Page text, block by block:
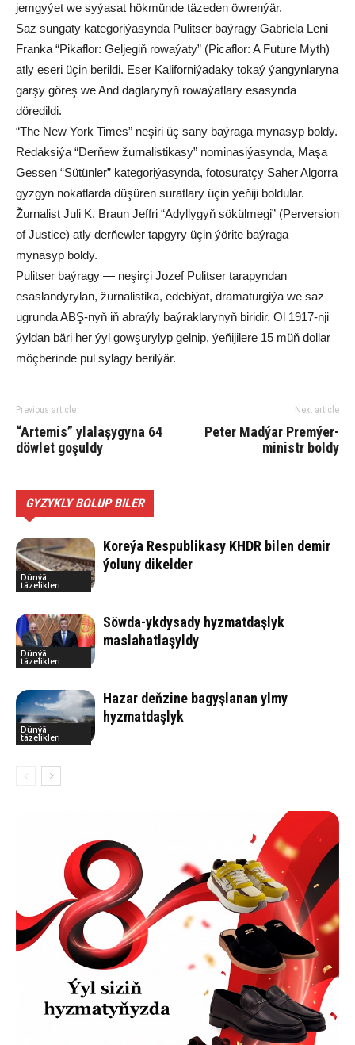
jemgyýet we syýasat hökmünde täzeden öwrenýär.
Saz sungaty kategoriýasynda Pulitser baýragy Gabriela Leni
Franka “Pikaflor: Geljegiň rowaýaty” (Picaflor: A Future Myth)
atly eseri üçin berildi. Eser Kaliforniýadaky tokaý ýangynlaryna
garşy göreş we And daglarynyň rowaýatlary esasynda
döredildi.
“The New York Times” neşiri üç sany baýraga mynasyp boldy.
Redaksiýa “Derňew žurnalistikasy” nominasiýasynda, Maşa
Gessen “Sütünler” kategoriýasynda, fotosuratçy Saher Algorra
gyzgyn nokatlarda düşüren suratlary üçin ýeňiji boldular.
Žurnalist Juli K. Braun Jeffri “Adyllygyň sökülmegi” (Perversion
of Justice) atly derňewler tapgyry üçin ýörite baýraga
mynasyp boldy.
Pulitser baýragy — neşirçi Jozef Pulitser tarapyndan
esaslandyrylan, žurnalistika, edebiýat, dramaturgiýa we saz
ugrunda ABŞ-nyň iň abraýly baýraklarynyň biridir. Ol 1917-nji
ýyldan bäri her ýyl gowşurylyp gelnip, ýeňijilere 15 müň dollar
möçberinde pul sylagy berilýär.
Previous article
“Artemis” ylalaşygyna 64
döwlet goşuldy
Next article
Peter Madýar Premýer-
ministr boldy
GYZYKLY BOLUP BILER
Dünýä
täzelikleri
Koreýa Respublikasy KHDR bilen demir
ýoluny dikelder
Dünýä
täzelikleri
Söwda-ykdysady hyzmatdaşlyk
maslahatlaşyldy
Dünýä
täzelikleri
Hazar deňzine bagyşlanan ylmy
hyzmatdaşlyk